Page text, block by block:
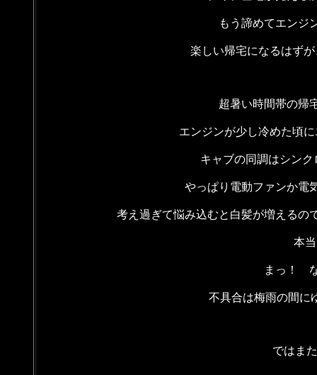
もう諦めてエンジ
楽しい帰宅になるはず
超暑い時間帯の帰
エンジンが少し冷めた頃
キャブの同調はシン
やっぱり電動ファンか電
考え過ぎて悩み込むと白髪が増えるの
本
まっ！
不具合は梅雨の間に
ではま